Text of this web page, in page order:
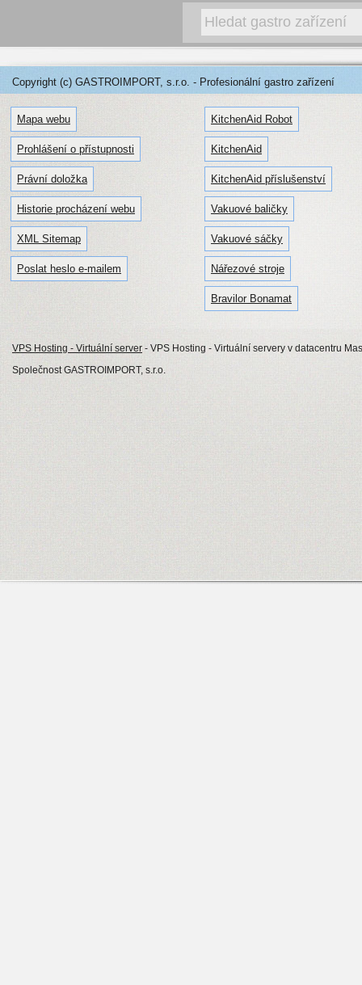
Copyright (c) GASTROIMPORT, s.r.o. - Profesionální gastro zařízení
Mapa webu
Prohlášení o přístupnosti
Právní doložka
Historie procházení webu
XML Sitemap
Poslat heslo e-mailem
KitchenAid Robot
KitchenAid
KitchenAid příslušenství
Vakuové baličky
Vakuové sáčky
Nářezové stroje
Bravilor Bonamat
VPS Hosting - Virtuální server - VPS Hosting - Virtuální servery v datacentru
Společnost GASTROIMPORT, s.r.o.